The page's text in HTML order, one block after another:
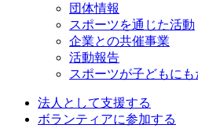
団体情報
スポーツを通じた活動
企業との共催事業
活動報告
スポーツが子どもに
法人として支援する
ボランティアに参加する